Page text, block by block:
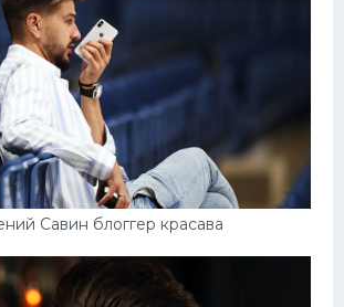
Савин блоггер красава